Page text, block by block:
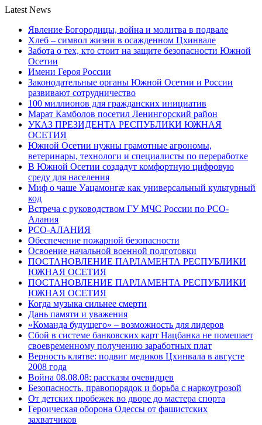
Latest News
Явление Богородицы, война и молитва в подвале
Хлеб – символ жизни в осажденном Цхинвале
Забота о тех, кто стоит на защите безопасности Южной
Осетии
Имени Героя России
Законодательные органы Южной Осетии и России
развивают сотрудничество
100 миллионов для гражданских инициатив
Марат Камболов посетил Ленингорский район
УКАЗ ПРЕЗИДЕНТА РЕСПУБЛИКИ ЮЖНАЯ
ОСЕТИЯ
Южной Осетии нужны грамотные агрономы,
ветеринары, технологи и специалисты по переработке
В Южной Осетии создадут комфортную цифровую
среду для населения
Миф о чаше Уацамонгæ как универсальный культурный
код
Встреча с руководством ГУ МЧС России по РСО-
Алания
РСО-АЛАНИЯ
Обеспечение пожарной безопасности
Освоение начальной военной подготовки
ПОСТАНОВЛЕНИЕ ПАРЛАМЕНТА РЕСПУБЛИКИ
ЮЖНАЯ ОСЕТИЯ
ПОСТАНОВЛЕНИЕ ПАРЛАМЕНТА РЕСПУБЛИКИ
ЮЖНАЯ ОСЕТИЯ
Когда музыка сильнее смерти
Дань памяти и уважения
«Команда будущего» – возможность для лидеров
Сбой в системе банковских карт Нацбанка не помешает
своевременному получению заработных плат
Верность клятве: подвиг медиков Цхинвала в августе
2008 года
Война 08.08.08: рассказы очевидцев
Безопасность, правопорядок и борьба с наркоугрозой
От детских пробежек во дворе до мастера спорта
Героическая оборона Одессы от фашистских
захватчиков